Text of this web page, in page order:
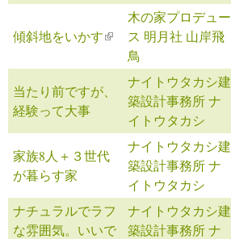
傾斜地をいかす(link is external)
木の家プロデュー
ス 明月社 山岸飛
鳥
当たり前ですが、
経験って大事
ナイトウタカシ建
築設計事務所 ナ
イトウタカシ
家族8人＋３世代
が暮らす家
ナイトウタカシ建
築設計事務所 ナ
イトウタカシ
ナチュラルでラフ
な雰囲気。いいで
ナイトウタカシ建
築設計事務所 ナ